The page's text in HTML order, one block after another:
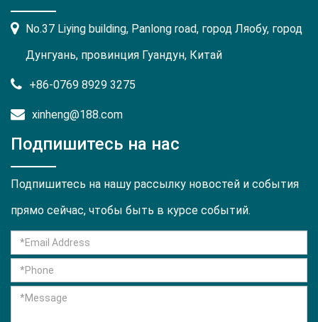
No.37 Liying building, Panlong road, город Ляобу, город
Дунгуань, провинция Гуандун, Китай
+86-0769 8929 3275
xinheng@188.com
Подпишитесь на нас
Подпишитесь на нашу рассылку новостей и события
прямо сейчас, чтобы быть в курсе событий.